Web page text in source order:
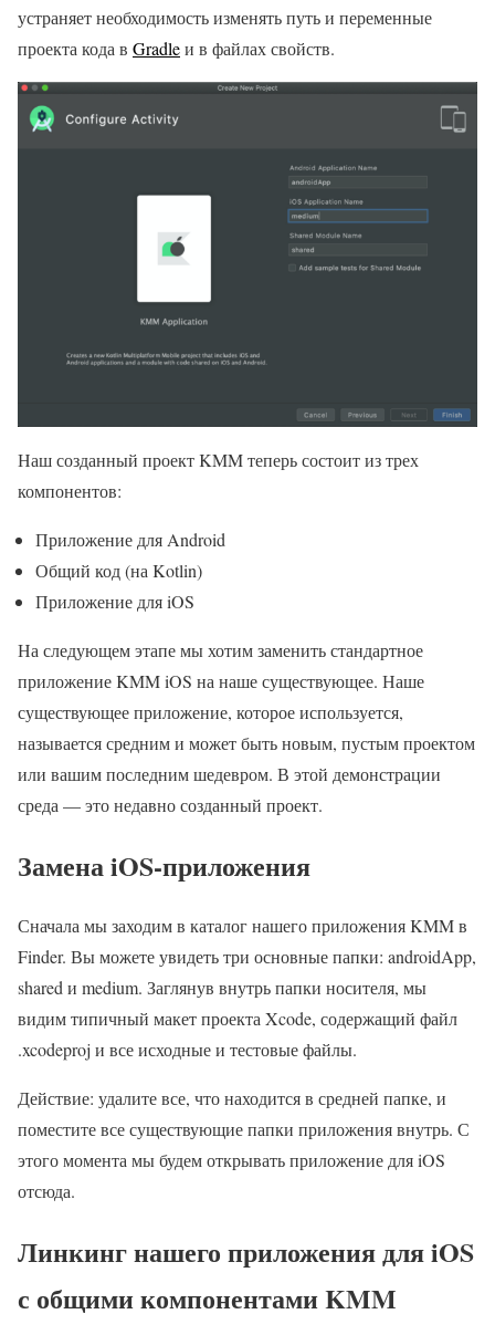
устраняет необходимость изменять путь и переменные
проекта кода в Gradleи в файлах свойств.
Наш созданный проект KMM теперь состоит из трех
компонентов:
Приложение для Android
Общий код (на Kotlin)
Приложение для iOS
На следующем этапе мы хотим заменить стандартное
приложение KMM iOS на наше существующее. Наше
существующее приложение, которое используется,
называется средним и может быть новым, пустым проектом
или вашим последним шедевром. В этой демонстрации
среда — это недавно созданный проект.
Замена iOS-приложения
Сначала мы заходим в каталог нашего приложения KMM в
Finder. Вы можете увидеть три основные папки: androidApp,
shared и medium. Заглянув внутрь папки носителя, мы
видим типичный макет проекта Xcode, содержащий файл
.xcodeproj и все исходные и тестовые файлы.
Действие: удалите все, что находится в средней папке, и
поместите все существующие папки приложения внутрь. С
этого момента мы будем открывать приложение для iOS
отсюда.
Линкинг нашего приложения для iOS
с общими компонентами KMM